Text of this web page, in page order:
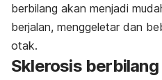
berbilang akan menjadi
berjalan, menggeletar dan
otak.
Sklerosis berbilang